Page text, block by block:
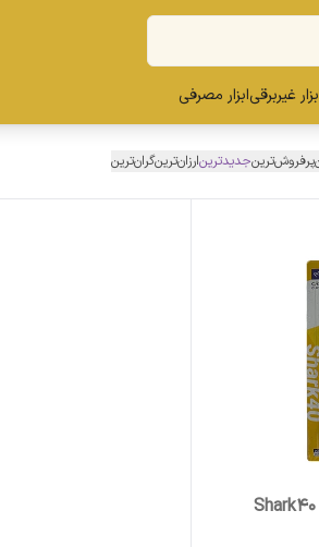
غیربرقیابزار مصرفی
پرفروش‌ترینجدیدترینارزان‌ترینگران‌ترین